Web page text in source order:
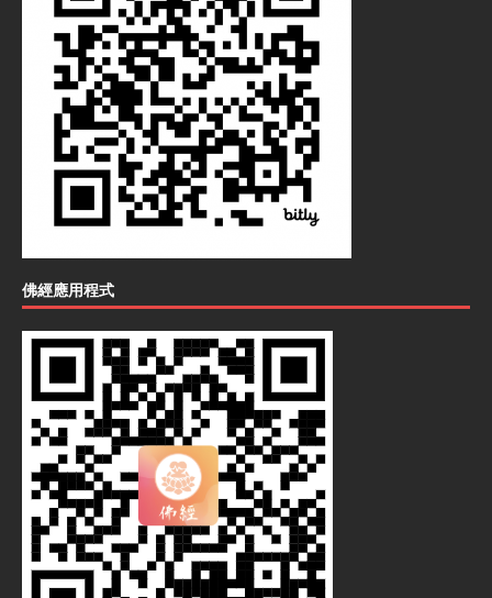
佛經應用程式